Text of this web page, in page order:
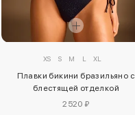
XS S M L XL
Плавки бикини бразильяно с
блестящей отделкой
2520 ₽